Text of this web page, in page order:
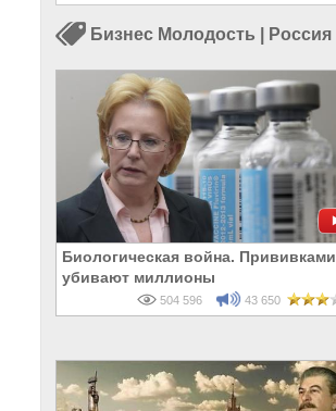
Бизнес Молодость Россия
Биологическая война. Прививками
убивают миллионы
504 596 43 650